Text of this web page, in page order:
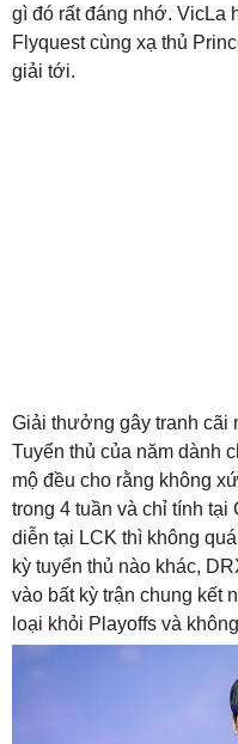
gì đó rất đáng nhớ. VicLa
Flyquest cùng xạ thủ
giải tới.
Giải thưởng gây tranh cãi
Tuyển thủ của năm dành
mộ đều cho rằng không
trong 4 tuần và chỉ tính tại
diễn tại LCK thì không
kỳ tuyển thủ nào khác,
vào bất kỳ trận chung kết
loại khỏi Playoffs và